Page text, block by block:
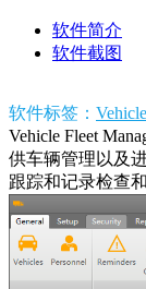
软件简介
软件截图
软件标签：
Vehicle Fleet
供车辆管理以及
跟踪和记录检查